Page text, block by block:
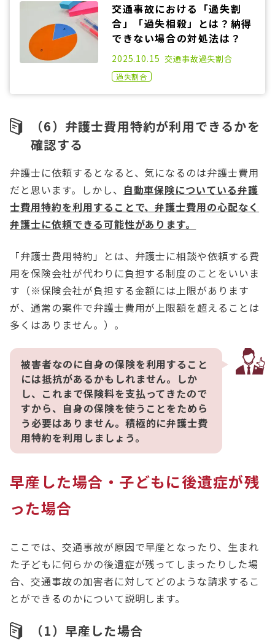
交通事故における「過失割
合」「過失相殺」とは？納得
できない場合の対処法は？
2021.01.14
2025.10.15 交通事故過失割合
過失割合
（6）弁護士費用特約が利用できるかを
確認する
弁護士に依頼するとなると、気になるのは弁護士費用
だと思います。しかし、 自動車保険についている弁護
士費用特約を利用することで、弁護士費用の心配なく
弁護士に依頼できる可能性があります。
「弁護士費用特約」とは、弁護士に相談や依頼する費
用を保険会社が代わりに負担する制度のことをいいま
す（※保険会社が負担する金額には上限があります
が、通常の案件で弁護士費用が上限額を超えることは
多くはありません。）。
被害者なのに自身の保険を利用すること
には抵抗があるかもしれません。しか
し、これまで保険料を支払ってきたので
すから、自身の保険を使うことをためら
う必要はありません。積極的に弁護士費
用特約を利用しましょう。
早産した場合・子どもに後遺症が残
った場合
ここでは、交通事故が原因で早産となったり、生まれ
た子どもに何らかの後遺症が残ってしまったりした場
合、交通事故の加害者に対してどのような請求するこ
とができるのかについて説明します。
（1）早産した場合